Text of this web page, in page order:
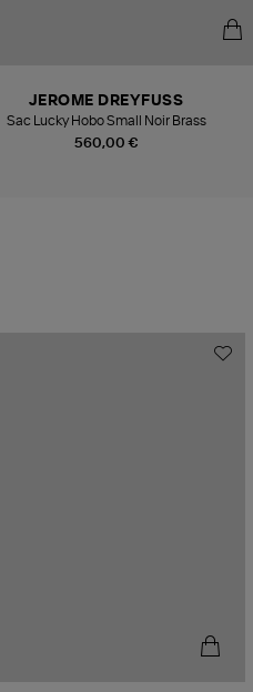
560,00 €
JEROME DREYFUSS
Sac Lucky Hobo Small Noir Brass